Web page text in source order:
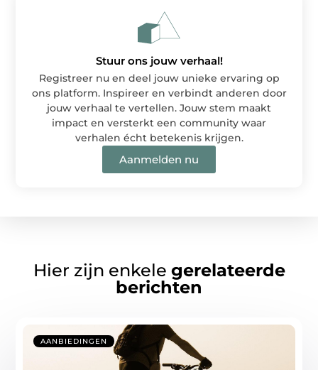
Stuur ons jouw verhaal!
Registreer nu en deel jouw unieke ervaring op
ons platform. Inspireer en verbindt anderen door
jouw verhaal te vertellen. Jouw stem maakt
impact en versterkt een community waar
verhalen écht betekenis krijgen.
Aanmelden nu
Hier zijn enkele gerelateerde
berichten
AANBIEDINGEN